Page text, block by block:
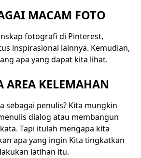
MACAM FOTO
fotografi di Pinterest,
inspirasional lainnya. Kemudian,
apa yang dapat kita lihat.
AREA KELEMAHAN
sebagai penulis? Kita mungkin
dialog atau membangun
Tapi itulah mengapa kita
apa yang ingin Kita tingkatkan
latihan itu.